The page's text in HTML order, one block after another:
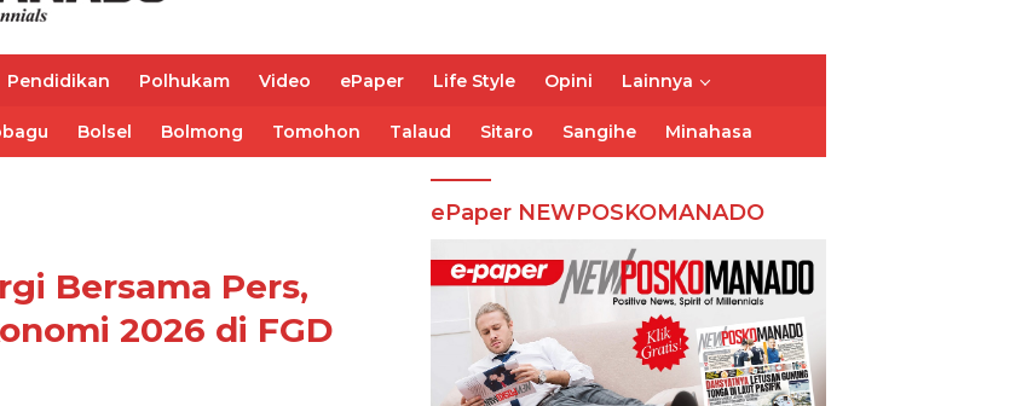
Pendidikan Polhukam Video ePaper Life Style Opini Lainnya
Bolsel Bolmong Tomohon Talaud Sitaro Sangihe Minahasa
Bersama Pers,
2026 di FGD
ePaper NEWPOSKOMANADO